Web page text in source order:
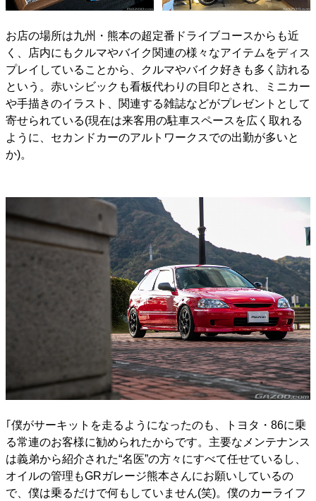
お店の場所は九州・熊本の超定番ドライブコースからも近
く、店内にもクルマやバイク関連の様々なアイテムをディス
プレイしていることから、クルマやバイク好きも多く訪れる
という。赤いシビックも看板代わりの目印とされ、ミニカー
や手描きのイラスト、関連する雑誌などがプレゼントとして
寄せられている(現在は来客用の駐車スペースを広く取れる
ように、セカンドカーのアルトワークスでの出勤が多いと
か)。
｢僕がサーキットを走るようになったのも、トヨタ・86に乗
る常連のお客様に勧められたからです。主要なメンテナンス
は義弟から紹介された“名医”の方々にすべて任せているし、
オイルの管理もGRガレージ熊本さんにお願いしているの
で、僕は乗るだけで何もしていません(笑)。僕のカーライフ